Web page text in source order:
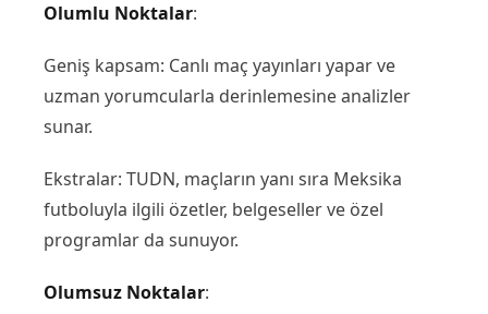
Olumlu Noktalar:
Geniş kapsam: Canlı maç yayınları yapar ve
uzman yorumcularla derinlemesine analizler
sunar.
Ekstralar: TUDN, maçların yanı sıra Meksika
futboluyla ilgili özetler, belgeseller ve özel
programlar da sunuyor.
Olumsuz Noktalar: